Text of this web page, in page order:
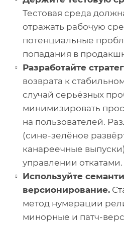
Тестовая среда
отражать рабочую
потенциальные
попадания в
Разработайте
возврата к
случай серьёзных
минимизировать
на пользователей.
(сине-зелёное
канареечные
управлении откатами.
Используйте
версионирование.
метод нумерации
минорные и патч-